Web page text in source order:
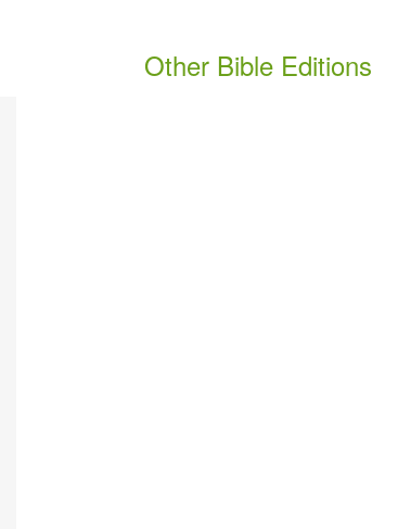
Other Bible Editions